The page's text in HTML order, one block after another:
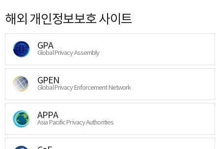
해외 개인정보보호 사이트
GPA
Global Privacy Assembly
GPEN
Global Privacy Enforcement Network
APPA
Asia Pacific Privacy Authorities